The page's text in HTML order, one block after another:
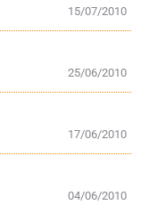
15/07/2010
25/06/2010
17/06/2010
04/06/2010